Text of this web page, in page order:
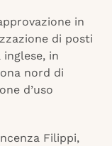
in
di posti
in
nord di
d’uso
Filippi,